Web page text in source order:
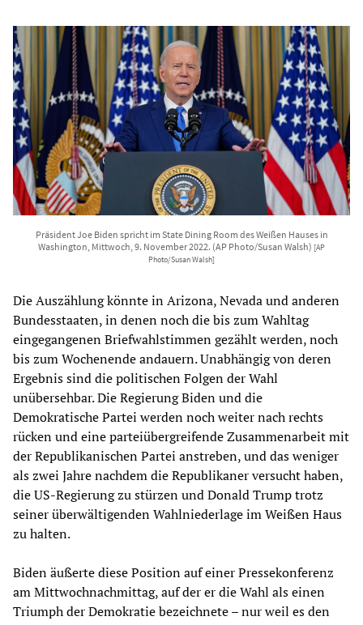
Präsident Joe Biden spricht im State Dining Room des Weißen Hauses in
Washington, Mittwoch, 9. November 2022. (AP Photo/Susan Walsh) [AP
Photo/Susan Walsh]
Die Auszählung könnte in Arizona, Nevada und anderen
Bundesstaaten, in denen noch die bis zum Wahltag
eingegangenen Briefwahlstimmen gezählt werden, noch
bis zum Wochenende andauern. Unabhängig von deren
Ergebnis sind die politischen Folgen der Wahl
unübersehbar. Die Regierung Biden und die
Demokratische Partei werden noch weiter nach rechts
rücken und eine parteiübergreifende Zusammenarbeit mit
der Republikanischen Partei anstreben, und das weniger
als zwei Jahre nachdem die Republikaner versucht haben,
die US-Regierung zu stürzen und Donald Trump trotz
seiner überwältigenden Wahlniederlage im Weißen Haus
zu halten.
Biden äußerte diese Position auf einer Pressekonferenz
am Mittwochnachmittag, auf der er die Wahl als einen
Triumph der Demokratie bezeichnete – nur weil es den